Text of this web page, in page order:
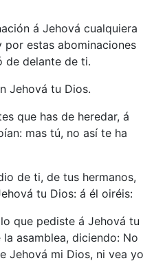
á Jehová cualquiera
por estas abominaciones
de delante de ti.
Jehová tu Dios.
que has de heredar, á
mas tú, no así te ha
de ti, de tus hermanos,
tu Dios: á él oiréis:
que pediste á Jehová tu
asamblea, diciendo: No
Jehová mi Dios, ni vea yo